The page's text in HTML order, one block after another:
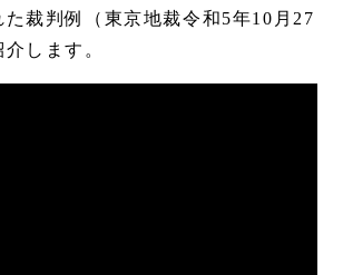
裁判例（東京地裁令和5年10月27
します。